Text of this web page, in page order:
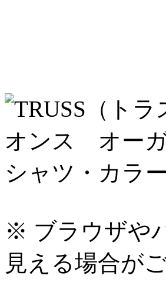
※ ブラウザや
見える場合が